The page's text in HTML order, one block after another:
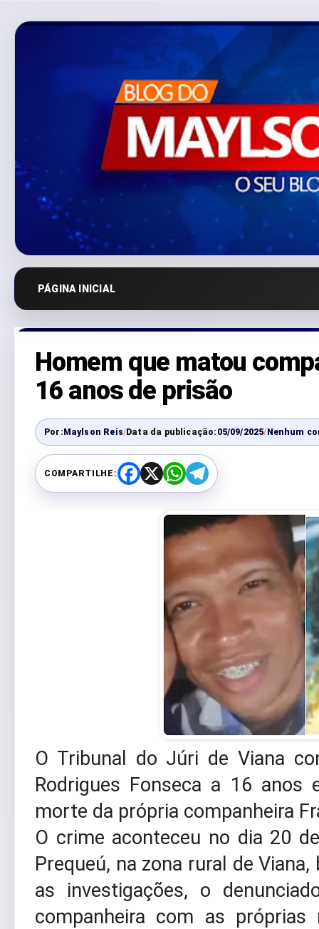
PÁGINA INICIAL
Homem que matou
16 anos de prisão
Por:Maylson Reis/Data da publicação: 05/09/2025/Nenhum
COMPARTILHE:
F
a
X
W
h
t
A
p
p
T
e
e
g
r
a
m
O Tribunal do Júri de Viana
Rodrigues Fonseca a 16
morte da própria companheira
O crime aconteceu no dia 20
Prequeú, na zona rural de
as investigações, o
companheira com as